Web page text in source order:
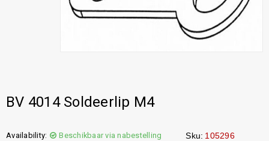
BV 4014 Soldeerlip M4
Availability: Beschikbaar via nabestelling Sku: 105296